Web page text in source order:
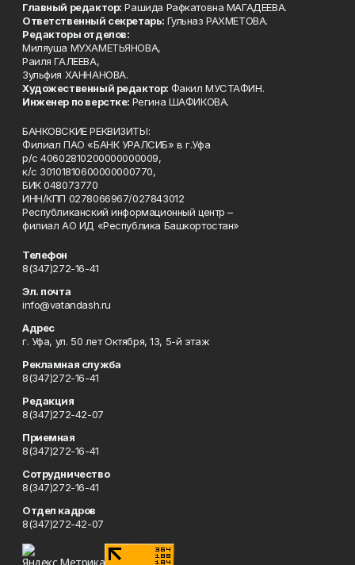
Главный редактор: Рашида Рафкатовна МАГАДЕЕВА.
Ответственный секретарь: Гульназ РАХМЕТОВА.
Редакторы отделов:
Миляуша МУХАМЕТЬЯНОВА,
Раиля ГАЛЕЕВА,
Зульфия ХАННАНОВА.
Художественный редактор: Факил МУСТАФИН.
Инженер по верстке: Регина ШАФИКОВА.
БАНКОВСКИЕ РЕКВИЗИТЫ:
Филиал ПАО «БАНК УРАЛСИБ» в г.Уфа
р/с 40602810200000000009,
к/с 30101810600000000770,
БИК 048073770
ИНН/КПП 0278066967/027843012
Республиканский информационный центр –
филиал АО ИД «Республика Башкортостан»
Телефон
8(347)272-16-41
Эл. почта
info@vatandash.ru
Адрес
г. Уфа, ул. 50 лет Октября, 13, 5-й этаж
Рекламная служба
8(347)272-16-41
Редакция
8(347)272-42-07
Приемная
8(347)272-16-41
Сотрудничество
8(347)272-16-41
Отдел кадров
8(347)272-42-07